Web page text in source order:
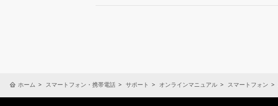
ホーム スマートフォン・携帯電話 サポート オンラインマニュアル スマートフォン